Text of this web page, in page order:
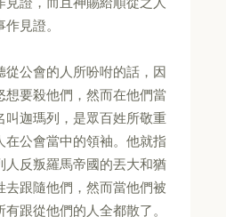
見證。
從公會的人所吩咐的話，因
想要殺他們，然而在他們當
叫迦瑪列，是眾百姓所敬重
在公會當中的領袖。他就指
人反叛羅馬帝國的丟大和猶
去跟隨他們，然而當他們被
跟從他們的人全都散了。